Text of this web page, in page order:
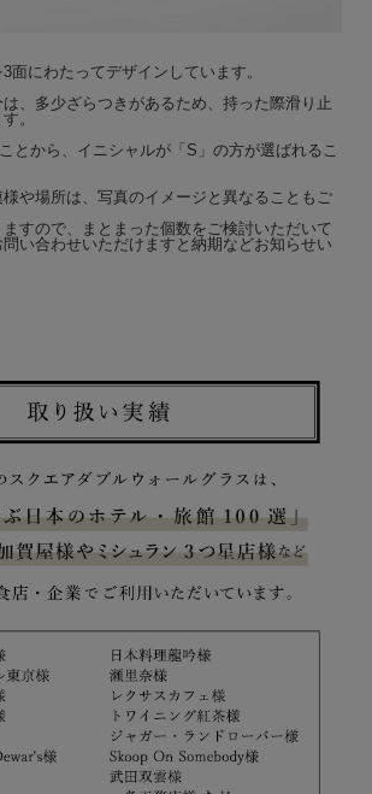
面にわたってデザインしています。
、多少ざらつきがあるため、持った際滑り止
。
とから、イニシャルが「S」の方が選ばれるこ
や場所は、写真のイメージと異なることもご
すので、まとまった個数をご検討いただいて
い合わせいただけますと納期などお知らせい